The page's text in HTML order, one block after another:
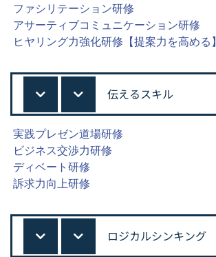
ファシリテーション研修
アサーティブコミュニケーション研修
ヒヤリング力強化研修【提案力を高める】
伝えるスキル
実践プレゼン道場研修
ビジネス交渉力研修
ディベート研修
訴求力向上研修
ロジカルシンキング